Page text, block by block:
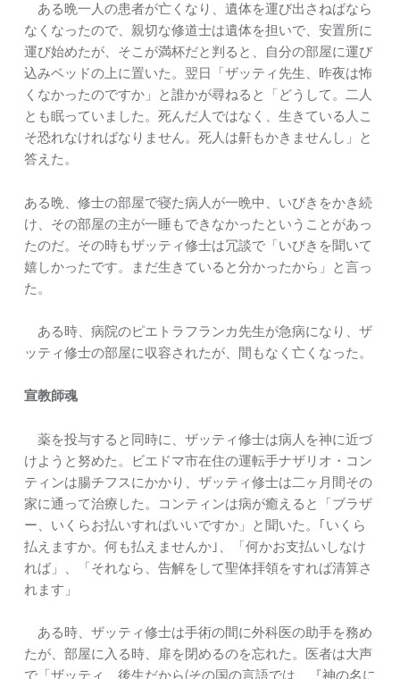
ある晩一人の患者が亡くなり、遺体を運び出さねばなら
なくなったので、親切な修道士は遺体を担いで、安置所に
運び始めたが、そこが満杯だと判ると、自分の部屋に運び
込みベッドの上に置いた。翌日「ザッティ先生、昨夜は怖
くなかったのですか」と誰かが尋ねると「どうして。二人
とも眠っていました。死んだ人ではなく、生きている人こ
そ恐れなければなりません。死人は鼾もかきませんし」と
答えた。
ある晩、修士の部屋で寝た病人が一晩中、いびきをかき続
け、その部屋の主が一睡もできなかったということがあっ
たのだ。その時もザッティ修士は冗談で「いびきを聞いて
嬉しかったです。まだ生きていると分かったから」と言っ
た。
ある時、病院のピエトラフランカ先生が急病になり、ザ
ッティ修士の部屋に収容されたが、間もなく亡くなった。
宣教師魂
薬を投与すると同時に、ザッティ修士は病人を神に近づ
けようと努めた。ビエドマ市在住の運転手ナザリオ・コン
ティンは腸チフスにかかり、ザッティ修士は二ヶ月間その
家に通って治療した。コンティンは病が癒えると「ブラザ
ー、いくらお払いすればいいですか」と聞いた。｢いくら
払えますか。何も払えませんか｣、「何かお支払いしなけ
れば」、「それなら、告解をして聖体拝領をすれば清算さ
れます」
ある時、ザッティ修士は手術の間に外科医の助手を務め
たが、部屋に入る時、扉を閉めるのを忘れた。医者は大声
で「ザッティ、後生だから(その国の言語では、『神の名に